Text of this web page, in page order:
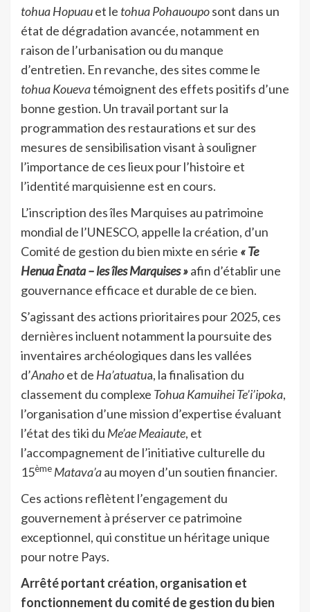
tohua Hopuauet le tohua Pohauouposont dans un
état de dégradation avancée, notamment en
raison de l’urbanisation ou du manque
d’entretien. En revanche, des sites comme le
tohua Kouevatémoignent des effets positifs d’une
bonne gestion. Un travail portant sur la
programmation des restaurations et sur des
mesures de sensibilisation visant à souligner
l’importance de ces lieux pour l’histoire et
l’identité marquisienne est en cours.
L’inscription des îles Marquises au patrimoine
mondial de l’UNESCO, appelle la création, d’un
Comité de gestion du bien mixte en série « Te
Henua Ènata – les îles Marquises »afin d’établir une
gouvernance efficace et durable de ce bien.
S’agissant des actions prioritaires pour 2025, ces
dernières incluent notamment la poursuite des
inventaires archéologiques dans les vallées
d’Anahoet de Ha’atuatua, la finalisation du
classement du complexe Tohua Kamuihei Te’i’ipoka,
l’organisation d’une mission d’expertise évaluant
l’état des tiki du Me’ae Meaiaute, et
l’accompagnement de l’initiative culturelle du
15ème Matava’aau moyen d’un soutien financier.
Ces actions reflètent l’engagement du
gouvernement à préserver ce patrimoine
exceptionnel, qui constitue un héritage unique
pour notre Pays.
Arrêté portant création, organisation et
fonctionnement du comité de gestion du bien